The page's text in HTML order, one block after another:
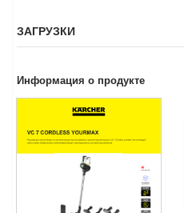
ЗАГРУЗКИ
Информация о продукте